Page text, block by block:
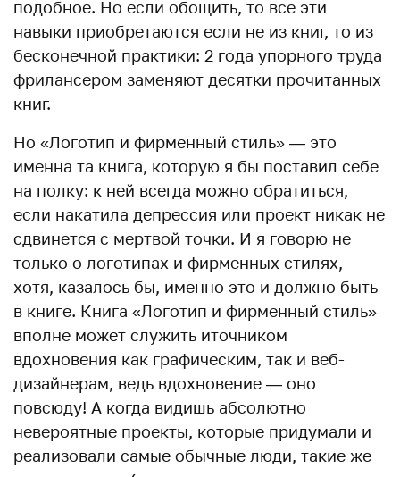
подобное. Но если обощить, то все эти
навыки приобретаются если не из книг, то из
бесконечной практики: 2 года упорного труда
фрилансером заменяют десятки прочитанных
книг.
Но «Логотип и фирменный стиль» — это
именна та книга, которую я бы поставил себе
на полку: к ней всегда можно обратиться,
если накатила депрессия или проект никак не
сдвинется с мертвой точки. И я говорю не
только о логотипах и фирменных стилях,
хотя, казалось бы, именно это и должно быть
в книге. Книга «Логотип и фирменный стиль»
вполне может служить иточником
вдохновения как графическим, так и веб-
дизайнерам, ведь вдохновение — оно
повсюду! А когда видишь абсолютно
невероятные проекты, которые придумали и
реализовали самые обычные люди, такие же